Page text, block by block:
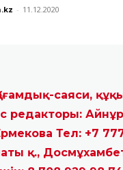
- 11.12.2020
саяси,
редакторы:
Тел: +7
қ.,